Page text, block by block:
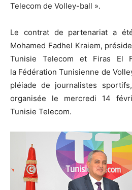
Telecom de Volley-ball ».
Le contrat de partenariat a
Mohamed Fadhel Kraiem,
Tunisie Telecom et Firas El
la Fédération Tunisienne de
pléiade de journalistes
organisée le mercredi 14
Tunisie Telecom.